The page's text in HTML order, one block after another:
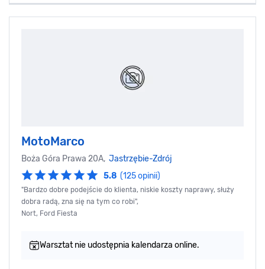
MotoMarco
Boża Góra Prawa 20A, Jastrzębie-Zdrój
5.8 (125 opinii)
"Bardzo dobre podejście do klienta, niskie koszty naprawy, służy
dobra radą, zna się na tym co robi",
Nort, Ford Fiesta
Warsztat nie udostępnia kalendarza online.